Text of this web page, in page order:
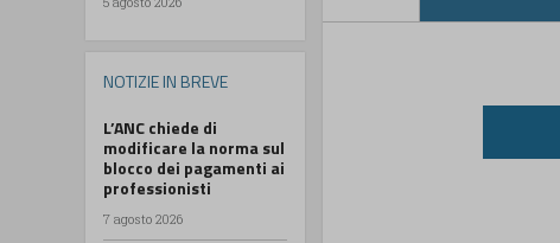
NOTIZIE IN BREVE
L’ANC chiede di
modificare la norma sul
blocco dei pagamenti ai
professionisti
7 agosto 2026